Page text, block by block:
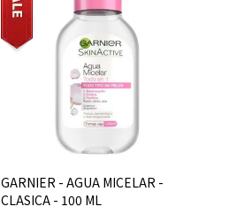
GARNIER - AGUA MICELAR -
CLASICA - 100 ML